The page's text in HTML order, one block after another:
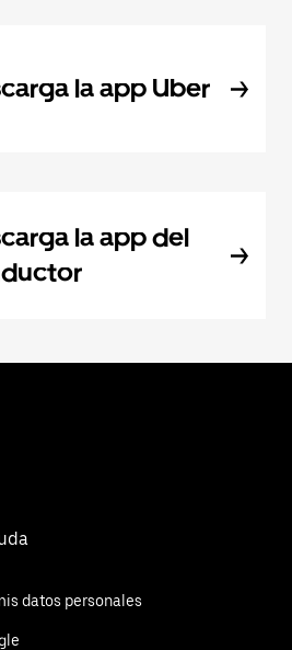
la app Uber
la app del
datos personales